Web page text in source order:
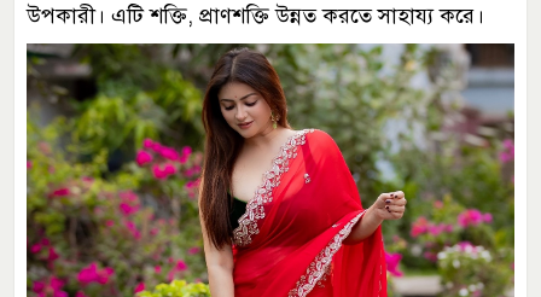
উপকারী। এটি শক্তি, প্রাণশক্তি উন্নত করতে সাহায্য করে।